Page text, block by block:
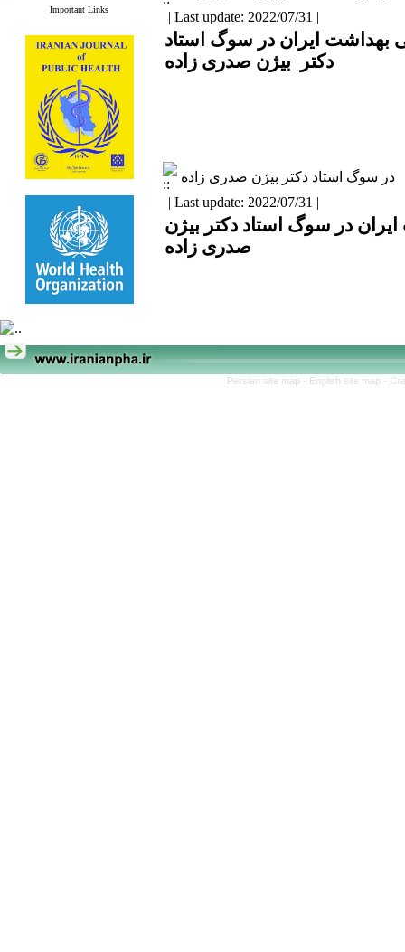
Important Links
| Last update: 2022/07/31 |
بهداشت ایران در سوگ استاد
دکتر بیژن صدری زاده
در سوگ استاد دکتر بیژن صدری زاده
| Last update: 2022/07/31 |
در سوگ استاد دکتر بیژن
صدری زاده
Persian site map - English site map -